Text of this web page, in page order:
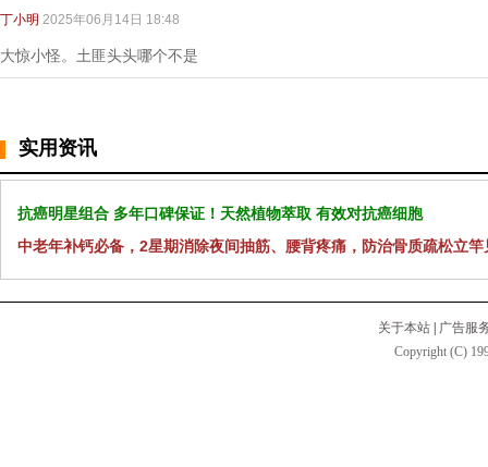
丁小明 2025年06月14日 18:48
大惊小怪。土匪头头哪个不是
实用资讯
抗癌明星组合 多年口碑保证！天然植物萃取 有效对抗癌细胞
中老年补钙必备，2星期消除夜间抽筋、腰背疼痛，防治骨质疏松立竿
关于本站
广告服
Copyright (C)